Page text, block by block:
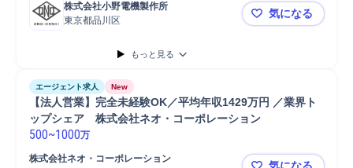
株式会社小野電機製作所
東京都品川区
★【研究用
気になる
もっと見る
エージェント求人 New
【法人営業】完全未経験OK／平均年収1429万円 ／業界ト
ップシェア　株式会社ネオ・コーポレーション
500~1000万
株式会社ネオ・コーポレーション
気になる